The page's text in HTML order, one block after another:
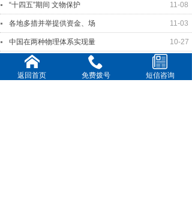
11-08
“十四五”期间 文物保护
11-03
各地多措并举提供资金、场
10-27
中国在两种物理体系实现量
返回首页 免费拨号 短信咨询